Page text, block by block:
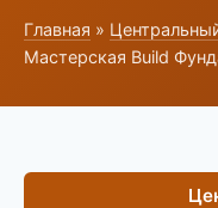
Главная »
Мастерская Build